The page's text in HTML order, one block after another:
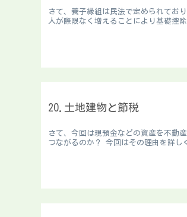
さて、養子縁組は民法で定められてお
人が際限なく増えることにより基礎控
20.土地建物と節税
さて、今回は現預金などの資産を不動
つながるのか？ 今回はその理由を詳